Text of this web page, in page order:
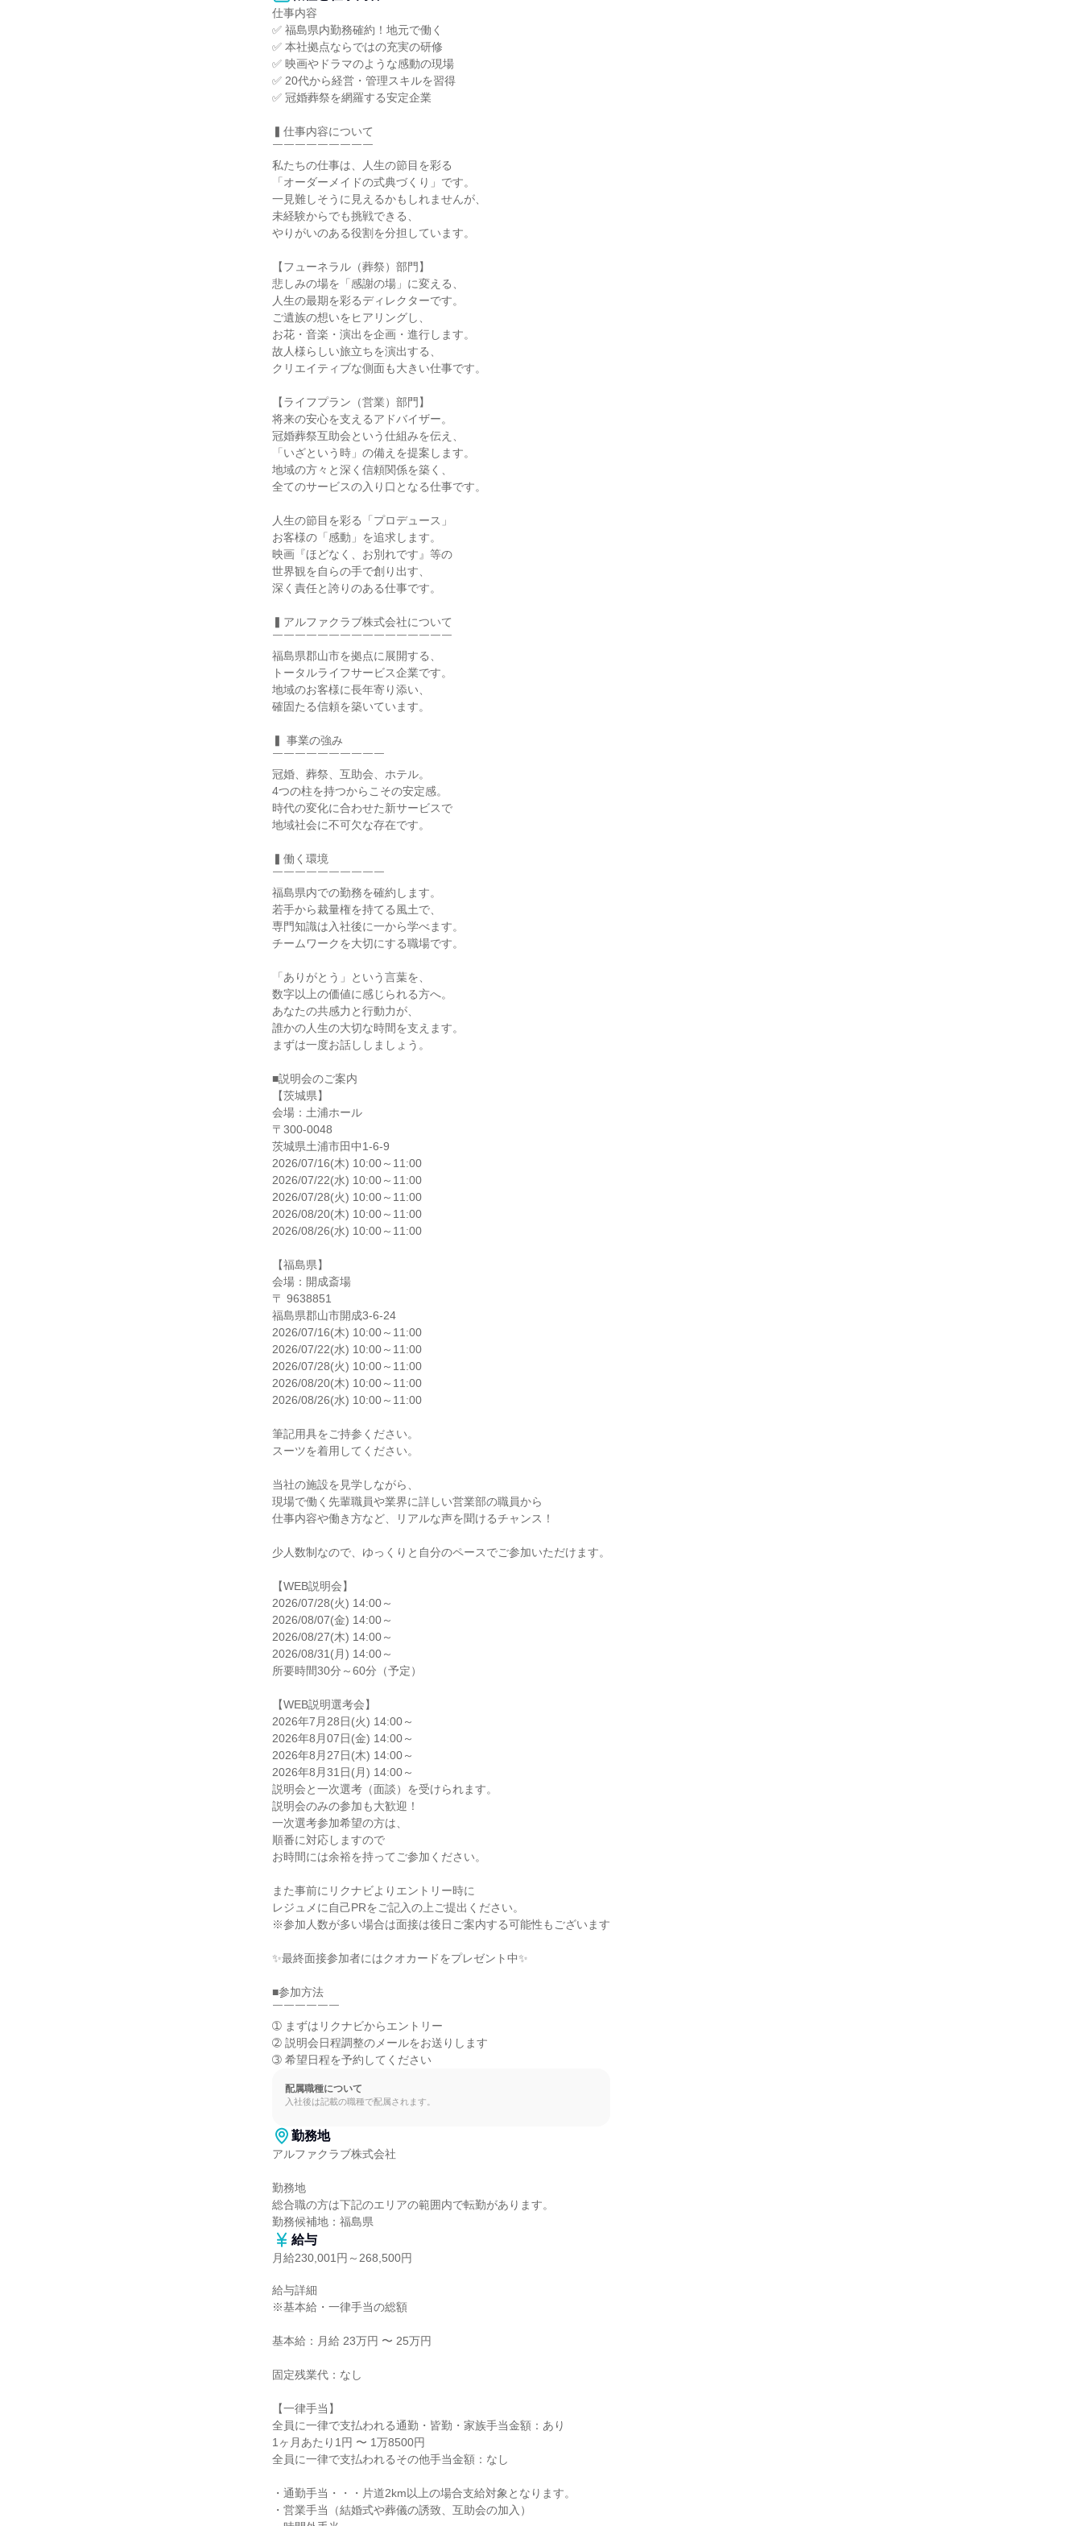
仕事内容
✅ 福島県内勤務確約！地元で働く
✅ 本社拠点ならではの充実の研修
✅ 映画やドラマのような感動の現場
✅ 20代から経営・管理スキルを習得
✅ 冠婚葬祭を網羅する安定企業
▍仕事内容について
￣￣￣￣￣￣￣￣￣
私たちの仕事は、人生の節目を彩る
「オーダーメイドの式典づくり」です。
一見難しそうに見えるかもしれませんが、
未経験からでも挑戦できる、
やりがいのある役割を分担しています。
【フューネラル（葬祭）部門】
悲しみの場を「感謝の場」に変える、
人生の最期を彩るディレクターです。
ご遺族の想いをヒアリングし、
お花・音楽・演出を企画・進行します。
故人様らしい旅立ちを演出する、
クリエイティブな側面も大きい仕事です。
【ライフプラン（営業）部門】
将来の安心を支えるアドバイザー。
冠婚葬祭互助会という仕組みを伝え、
「いざという時」の備えを提案します。
地域の方々と深く信頼関係を築く、
全てのサービスの入り口となる仕事です。
人生の節目を彩る「プロデュース」
お客様の「感動」を追求します。
映画『ほどなく、お別れです』等の
世界観を自らの手で創り出す、
深く責任と誇りのある仕事です。
▍アルファクラブ株式会社について
￣￣￣￣￣￣￣￣￣￣￣￣￣￣￣￣
福島県郡山市を拠点に展開する、
トータルライフサービス企業です。
地域のお客様に長年寄り添い、
確固たる信頼を築いています。
▍ 事業の強み
￣￣￣￣￣￣￣￣￣￣
冠婚、葬祭、互助会、ホテル。
4つの柱を持つからこその安定感。
時代の変化に合わせた新サービスで
地域社会に不可欠な存在です。
▍働く環境
￣￣￣￣￣￣￣￣￣￣
福島県内での勤務を確約します。
若手から裁量権を持てる風土で、
専門知識は入社後に一から学べます。
チームワークを大切にする職場です。
「ありがとう」という言葉を、
数字以上の価値に感じられる方へ。
あなたの共感力と行動力が、
誰かの人生の大切な時間を支えます。
まずは一度お話ししましょう。
■説明会のご案内
【茨城県】
会場：土浦ホール
〒300-0048
茨城県土浦市田中1-6-9
2026/07/16(木) 10:00～11:00
2026/07/22(水) 10:00～11:00
2026/07/28(火) 10:00～11:00
2026/08/20(木) 10:00～11:00
2026/08/26(水) 10:00～11:00
【福島県】
会場：開成斎場
〒 9638851
福島県郡山市開成3-6-24
2026/07/16(木) 10:00～11:00
2026/07/22(水) 10:00～11:00
2026/07/28(火) 10:00～11:00
2026/08/20(木) 10:00～11:00
2026/08/26(水) 10:00～11:00
筆記用具をご持参ください。
スーツを着用してください。
当社の施設を見学しながら、
現場で働く先輩職員や業界に詳しい営業部の職員から
仕事内容や働き方など、リアルな声を聞けるチャンス！
少人数制なので、ゆっくりと自分のペースでご参加いただけます。
【WEB説明会】
2026/07/28(火) 14:00～
2026/08/07(金) 14:00～
2026/08/27(木) 14:00～
2026/08/31(月) 14:00～
所要時間30分～60分（予定）
【WEB説明選考会】
2026年7月28日(火) 14:00～
2026年8月07日(金) 14:00～
2026年8月27日(木) 14:00～
2026年8月31日(月) 14:00～
説明会と一次選考（面談）を受けられます。
説明会のみの参加も大歓迎！
一次選考参加希望の方は、
順番に対応しますので
お時間には余裕を持ってご参加ください。
また事前にリクナビよりエントリー時に
レジュメに自己PRをご記入の上ご提出ください。
※参加人数が多い場合は面接は後日ご案内する可能性もございます
✨最終面接参加者にはクオカードをプレゼント中✨
■参加方法
￣￣￣￣￣￣
➀ まずはリクナビからエントリー
➁ 説明会日程調整のメールをお送りします
➂ 希望日程を予約してください
配属職種について
入社後は記載の職種で配属されます。
勤務地
アルファクラブ株式会社
勤務地
総合職の方は下記のエリアの範囲内で転勤があります。
勤務候補地：福島県
給与
月給230,001円～268,500円
給与詳細
※基本給・一律手当の総額
基本給：月給 23万円 〜 25万円
固定残業代：なし
【一律手当】
全員に一律で支払われる通勤・皆勤・家族手当金額：あり
1ヶ月あたり1円 〜 1万8500円
全員に一律で支払われるその他手当金額：なし
・通勤手当・・・片道2km以上の場合支給対象となります。
・営業手当（結婚式や葬儀の誘致、互助会の加入）